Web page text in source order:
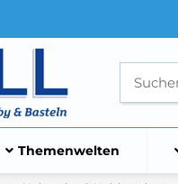
Themenwelten